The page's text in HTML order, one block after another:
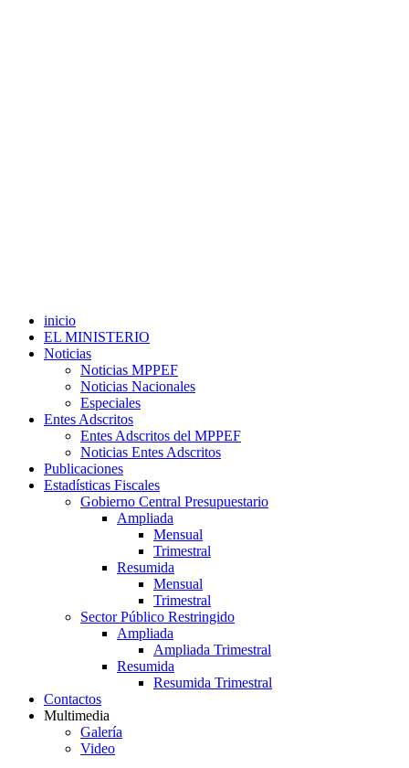
inicio
EL MINISTERIO
Noticias
Noticias MPPEF
Noticias Nacionales
Especiales
Entes Adscritos
Entes Adscritos del MPPEF
Noticias Entes Adscritos
Publicaciones
Estadísticas Fiscales
Gobierno Central Presupuestario
Ampliada
Mensual
Trimestral
Resumida
Mensual
Trimestral
Sector Público Restringido
Ampliada
Ampliada Trimestral
Resumida
Resumida Trimestral
Contactos
Multimedia
Galería
Video